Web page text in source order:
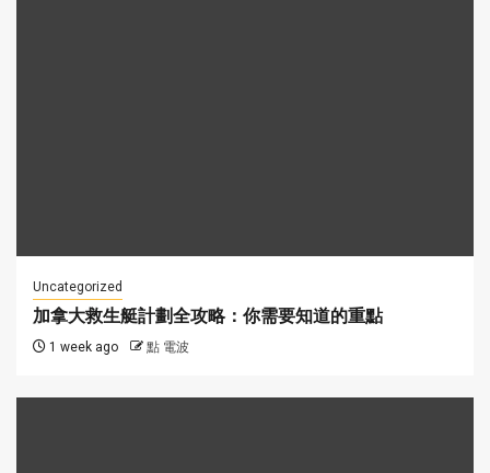
Uncategorized
加拿大救生艇計劃全攻略：你需要知道的重點
1 week ago 點 電波